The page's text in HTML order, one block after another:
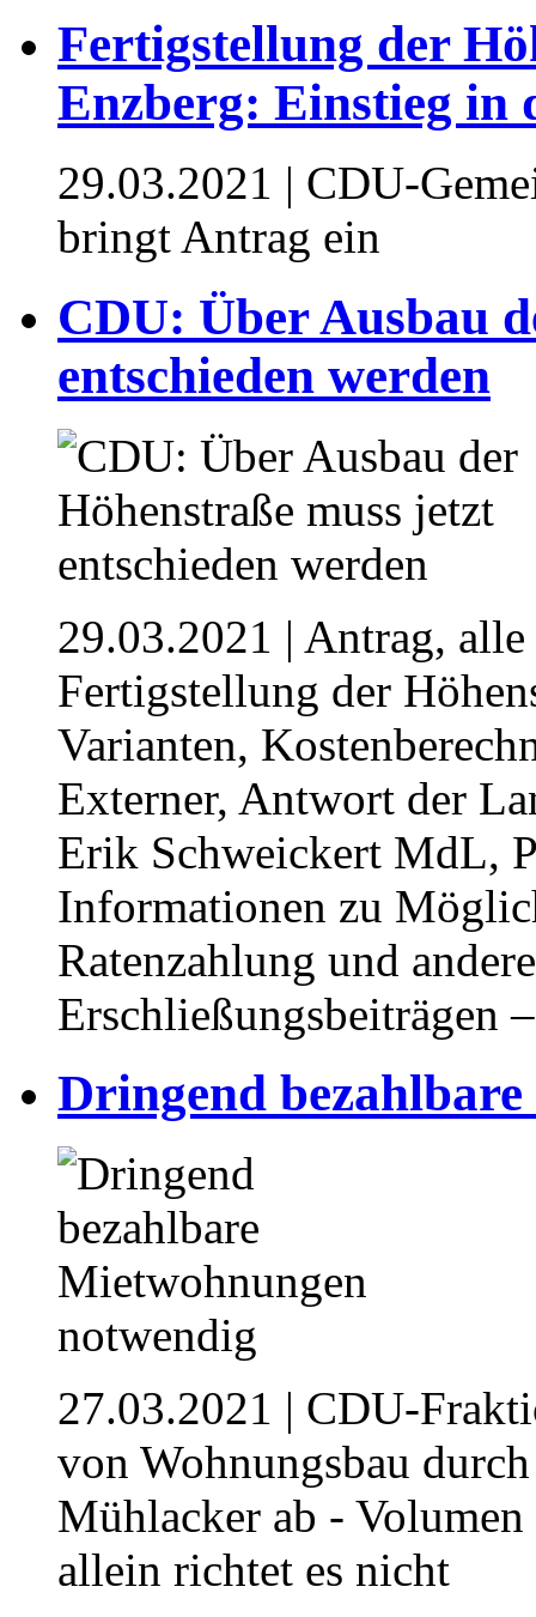
Fertigstellung der
Enzberg: Einstieg in
29.03.2021 | CDU-
bringt Antrag ein
CDU: Über Ausbau
entschieden werden
29.03.2021 | Antrag,
Fertigstellung der
Varianten,
Externer, Antwort der
Erik Schweickert MdL,
Informationen zu
Ratenzahlung und
Erschließungsbeiträgen
Dringend
27.03.2021 | CDU-
von Wohnungsbau
Mühlacker ab -
allein richtet es nicht